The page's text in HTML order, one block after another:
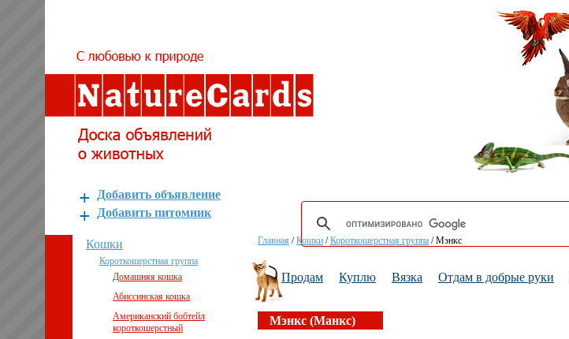
Добавить объявление
Добавить питомник
Кошки
Короткошерстная группа
Домашняя кошка
Абиссинская кошка
Американский бобтейл
короткошерстный
Главная /Кошки /Короткошерстная группа /Мэнкс
Продам Куплю Вязка Отдам в добрые руки
Мэнкс (Манкс)